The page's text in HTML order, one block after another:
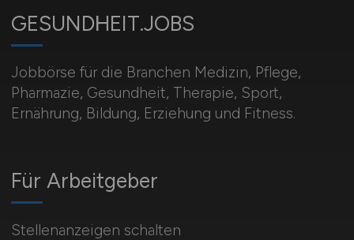
GESUNDHEIT.JOBS
Jobbörse für die Branchen Medizin, Pflege,
Pharmazie, Gesundheit, Therapie, Sport,
Ernährung, Bildung, Erziehung und Fitness.
Für Arbeitgeber
Stellenanzeigen schalten